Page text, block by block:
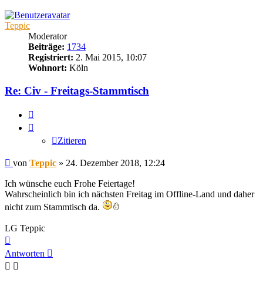
Teppic
Moderator
Beiträge: 1734
Registriert: 2. Mai 2015, 10:07
Wohnort: Köln
Re: Civ - Freitags-Stammtisch
Zitieren
Beitrag
von Teppic » 24. Dezember 2018, 12:24
Ich wünsche euch Frohe Feiertage!
Wahrscheinlich bin ich nächsten Freitag im Offline-Land und daher
nicht zum Stammtisch da.
LG Teppic
oben
Antworten